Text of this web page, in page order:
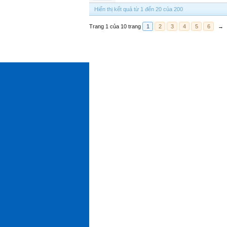
Hiển thị kết quả từ 1 đến 20 của 200
Trang 1 của 10 trang 1 2 3 4 5 6 →